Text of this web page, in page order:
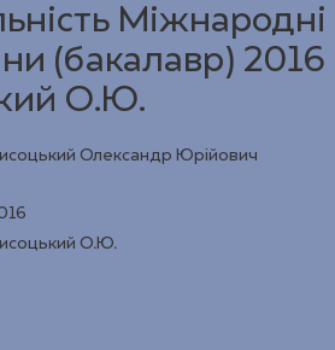
Міжнародні
(бакалавр) 2016
О.Ю.
Олександр Юрійович
О.Ю.